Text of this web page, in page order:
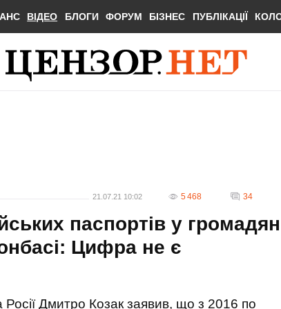
ВІДЕО БЛОГИ ФОРУМ БІЗНЕС ПУБЛІКАЦІЇ
21.07.21 10:02 5 468 34
паспортів у громадян
Цифра не є
Росії Дмитро Козак заявив, що з 2016 по